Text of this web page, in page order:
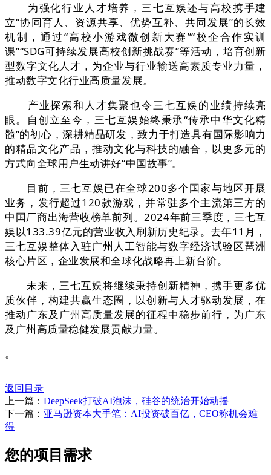
为强化行业人才培养，三七互娱还与高校携手建
立“协同育人、资源共享、优势互补、共同发展”的长效
机制，通过“高校小游戏微创新大赛”“校企合作实训
课”“SDG可持续发展高校创新挑战赛”等活动，培育创新
型数字文化人才，为企业与行业输送高素质专业力量，
推动数字文化行业高质量发展。
产业探索和人才集聚也令三七互娱的业绩持续亮
眼。自创立至今，三七互娱始终秉承“传承中华文化精
髓”的初心，深耕精品研发，致力于打造具有国际影响力
的精品文化产品，推动文化与科技的融合，以更多元的
方式向全球用户生动讲好“中国故事”。
目前，三七互娱已在全球200多个国家与地区开展
业务，发行超过120款游戏，并常驻多个主流第三方的
中国厂商出海营收榜单前列。2024年前三季度，三七互
娱以133.39亿元的营业收入刷新历史纪录。去年11月，
三七互娱整体入驻广州人工智能与数字经济试验区琶洲
核心片区，企业发展和全球化战略再上新台阶。
未来，三七互娱将继续秉持创新精神，携手更多优
质伙伴，构建共赢生态圈，以创新与人才驱动发展，在
推动广东及广州高质量发展的征程中稳步前行，为广东
及广州高质量稳健发展贡献力量。
。
返回目录
上一篇： DeepSeek打破AI泡沫，硅谷的统治开始动摇
下一篇： 亚马逊资本大手笔：AI投资破百亿，CEO称机会难
得
您的项目需求